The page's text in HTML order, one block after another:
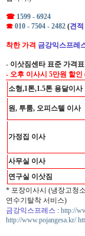
☎ 1599 - 6924
☎ 010 - 7504 - 2482 (견
착한 가격 금강익스프레
- 이삿짐센타 표준 가격표
- 오후 이사시 5만원 할
소형,1톤,1.5톤 용달이사
원, 투룸, 오피스텔 이사
가정집 이사
사무실 이사
연구실 이삿짐
* 포장이사시 (냉장고청
연수기탈착 서비스)
금강익스프레스 : http://
http://www.pojangesa.kr/